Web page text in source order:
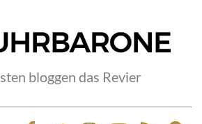
bloggen das Revier